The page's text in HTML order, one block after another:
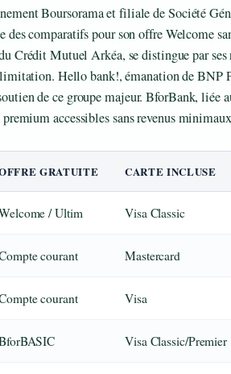
Boursorama et filiale de Société
des comparatifs pour son offre Welcome
Crédit Mutuel Arkéa, se distingue par
Hello bank!, émanation de BNP
de ce groupe majeur. BforBank, liée
premium accessibles sans revenus
GRATUITE CARTE INCLUSE
/ Ultim Visa Classic
courant Mastercard
courant Visa
Visa Classic/Premier